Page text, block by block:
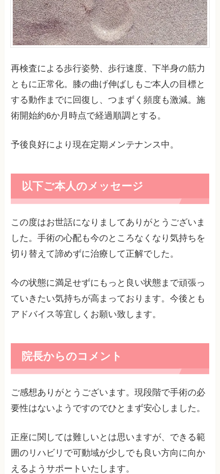
再検査による歩行姿勢、歩行速度、下半身の筋力
ともに正常化。膝の曲げ伸ばしもご本人の目標と
する動作までに回復し、つまずく頻度も激減。施
術開始約6か月時点で経過順調とする。
予後良好により現在定期メンテナンス中。
以下ご本人のメッセージ
この度はお世話になりましてありがとうございま
した。手術の心配も今のところなくなり気持ちを
切り替えて諦めずに治療して正解でした。
今の状態に満足せずにもっと良い状態まで頑張っ
ていきたい気持ちが高まっております。今後とも
アドバイス等宜しくお願い致します。
院長からのコメント
ご感想ありがとうございます。現段階で手術の必
要性はないようですのでひとまず安心しました。
正座に関しては難しいとは思いますが、できる範
囲のリハビリで可動域が少しでも良い方向に向か
えるようサポートいたします。